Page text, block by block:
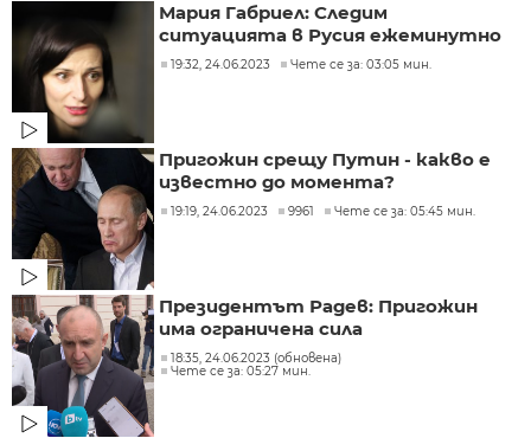
Мария Габриел: Следим
ситуацията в Русия ежеминутно
19:32, 24.06.2023 Чете се за: 03:05 мин.
Пригожин срещу Путин - какво е
известно до момента?
19:19, 24.06.2023 9961 Чете се за: 05:45 мин.
Президентът Радев: Пригожин
има ограничена сила
18:35, 24.06.2023 (обновена)
Чете се за: 05:27 мин.